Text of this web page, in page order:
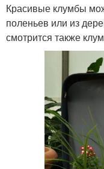
Красивые клумбы
поленьев или из
смотрится также